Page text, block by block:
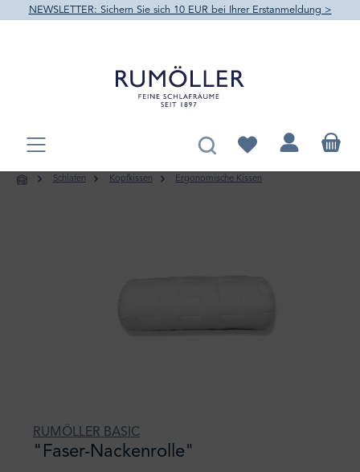
springen
NEWSLETTER: Sichern Sie sich 10 EUR bei Ihrer Erstanmeldung >
Du hast 0 Produkte
Schlafen Kopfkissen Ergonomische Kissen
RUMÖLLER BASIC
"Faser-Nackenrolle"